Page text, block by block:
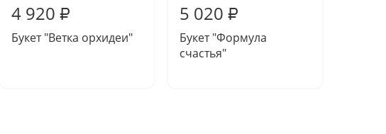
4 920 ₽
Букет "Ветка орхидеи"
5 020 ₽
Букет "Формула
счастья"